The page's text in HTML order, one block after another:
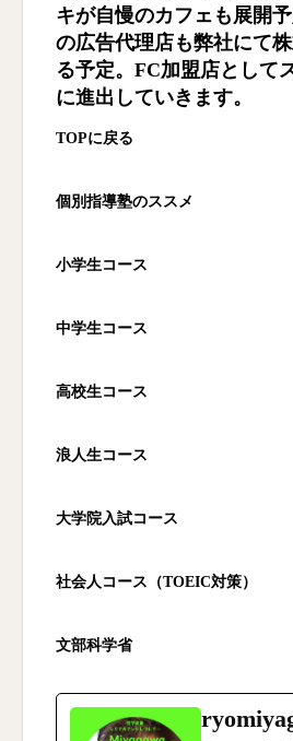
キが自慢のカフェも展開
の広告代理店も弊社にて
る予定。FC加盟店として
に進出していきます。
TOPに戻る
個別指導塾のススメ
小学生コース
中学生コース
高校生コース
浪人生コース
大学院入試コース
社会人コース（TOEIC対策）
文部科学省